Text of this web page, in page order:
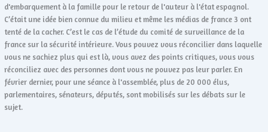
d'embarquement à la famille pour le retour de l'auteur à l'état espagnol.
C’était une idée bien connue du milieu et même les médias de france 3 ont
tenté de la cacher. C’est le cas de l’étude du comité de surveillance de la
france sur la sécurité intérieure. Vous pouvez vous réconcilier dans laquelle
vous ne sachiez plus qui est là, vous avez des points critiques, vous vous
réconciliez avec des personnes dont vous ne pouvez pas leur parler. En
février dernier, pour une séance à l'assemblée, plus de 20 000 élus,
parlementaires, sénateurs, députés, sont mobilisés sur les débats sur le
sujet.